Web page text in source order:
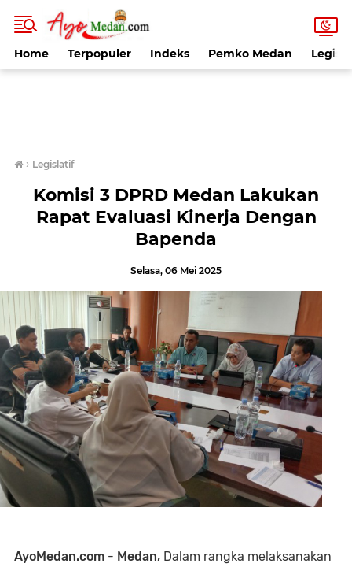
Home Terpopuler Indeks Pemko Medan
› Legislatif
Komisi 3 DPRD Medan Lakukan
Rapat Evaluasi Kinerja Dengan
Bapenda
Selasa, 06 Mei 2025
AyoMedan.com - Medan, Dalam rangka melaksanakan